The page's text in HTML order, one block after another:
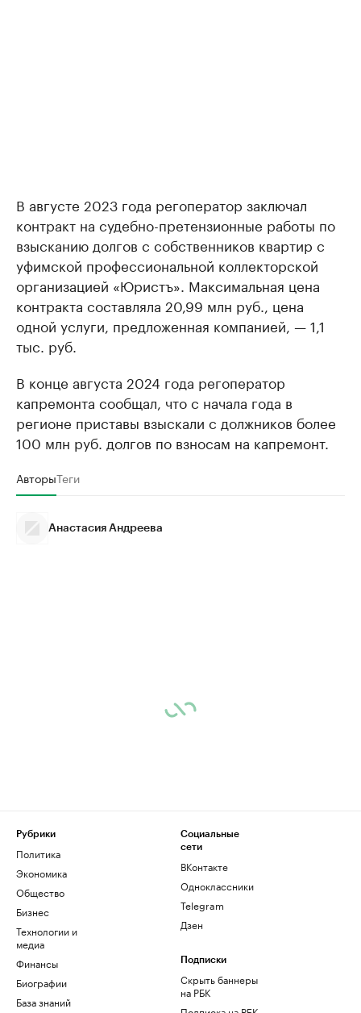
В августе 2023 года регоператор заключал
контракт на судебно-претензионные работы по
взысканию долгов с собственников квартир с
уфимской профессиональной коллекторской
организацией «Юристъ». Максимальная цена
контракта составляла 20,99 млн руб., цена
одной услуги, предложенная компанией, — 1,1
тыс. руб.
В конце августа 2024 года регоператор
капремонта сообщал, что с начала года в
регионе приставы взыскали с должников более
100 млн руб. долгов по взносам на капремонт.
АвторыТеги
Анастасия Андреева
Рубрики
Политика
Экономика
Общество
Бизнес
Технологии и
медиа
Финансы
Биографии
База знаний
Социальные
сети
ВКонтакте
Одноклассники
Telegram
Дзен
Подписки
Скрыть баннеры
на РБК